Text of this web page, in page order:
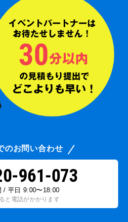
のお問い合わせ
961-073
/ 平日 9:00〜18:00
と電話がかかります